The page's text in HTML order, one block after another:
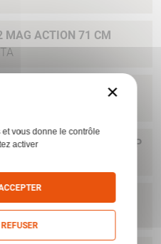
MAG ACTION 71 CM
MAG ACTION 76 CM
AUTO A400 LITE SYNT KO+ NOIR 12/76 71 OCHP
76 ACTION LIGHT 66
×
vous donne le contrôle
activer